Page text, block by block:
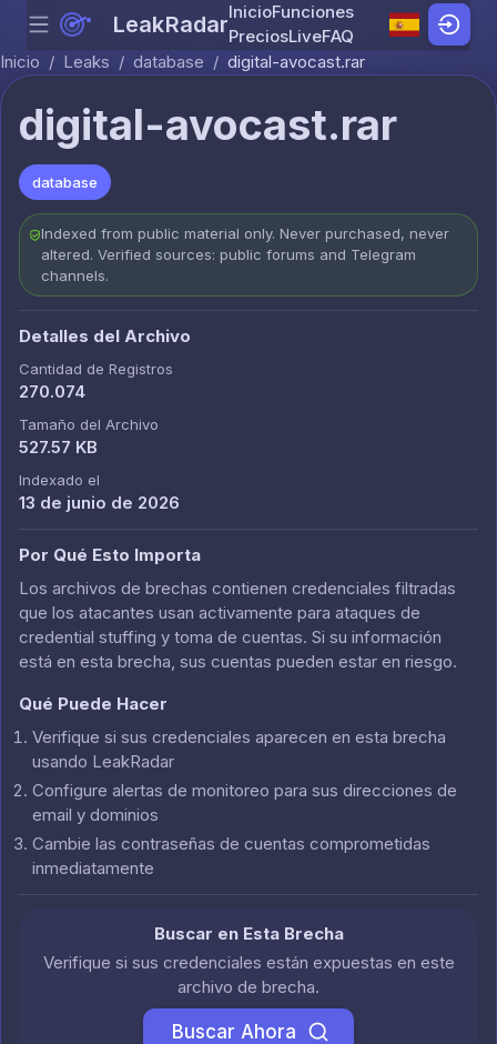
Skip to content
Menu LeakRadarInicioFunciones
PreciosLiveFAQ
Inicio / Leaks / database / digital-avocast.rar
digital-avocast.rar
database
Indexed from public material only. Never purchased, never
altered. Verified sources: public forums and Telegram
channels.
Detalles del Archivo
Cantidad de Registros
270.074
Tamaño del Archivo
527.57 KB
Indexado el
13 de junio de 2026
Por Qué Esto Importa
Los archivos de brechas contienen credenciales filtradas
que los atacantes usan activamente para ataques de
credential stuffing y toma de cuentas. Si su información
está en esta brecha, sus cuentas pueden estar en riesgo.
Qué Puede Hacer
Verifique si sus credenciales aparecen en esta brecha
usando LeakRadar
Configure alertas de monitoreo para sus direcciones de
email y dominios
Cambie las contraseñas de cuentas comprometidas
inmediatamente
Buscar en Esta Brecha
Verifique si sus credenciales están expuestas en este
archivo de brecha.
Buscar Ahora